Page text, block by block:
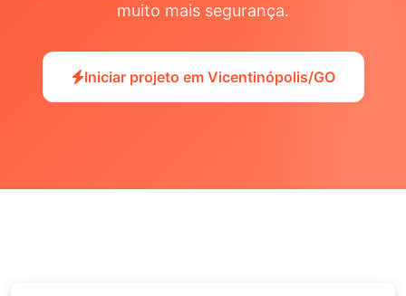
muito mais segurança.
Iniciar projeto em Vicentinópolis/GO